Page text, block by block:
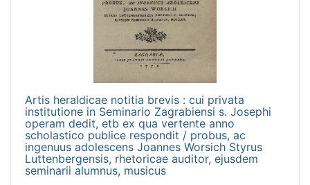
Artis heraldicae notitia brevis : cui privata
institutione in Seminario Zagrabiensi s. Josephi
operam dedit, etb ex qua vertente anno
scholastico publice respondit / probus, ac
ingenuus adolescens Joannes Worsich Styrus
Luttenbergensis, rhetoricae auditor, ejusdem
seminarii alumnus, musicus